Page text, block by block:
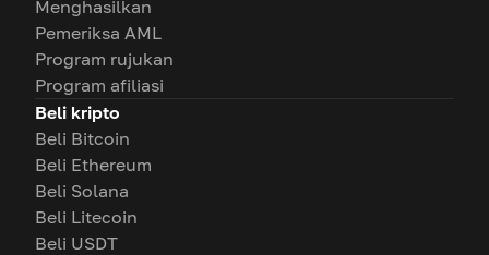
Menghasilkan
Pemeriksa AML
Program rujukan
Program afiliasi
Beli kripto
Beli Bitcoin
Beli Ethereum
Beli Solana
Beli Litecoin
Beli USDT